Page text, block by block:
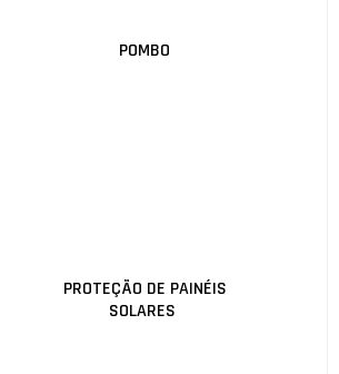
POMBO
PROTEÇÃO DE PAINÉIS
SOLARES